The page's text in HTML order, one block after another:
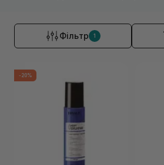
Фільтр 1
-20%